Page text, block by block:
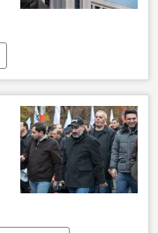
Баку